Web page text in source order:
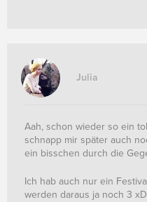
Julia
Aah, schon wieder so ein
schnapp mir später auch
ein bisschen durch die
Ich hab auch nur ein
werden daraus ja noch 3 xD